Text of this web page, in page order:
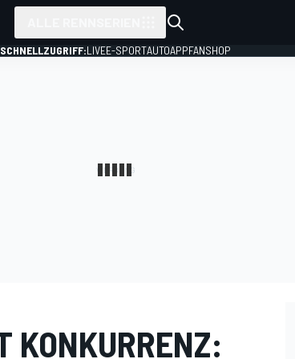
SCHNELLZUGRIFF:LIVEE-SPORTAUTOAPPFANSHOP
KONKURRENZ: